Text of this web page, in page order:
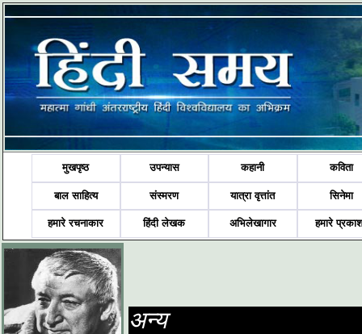
मुखपृष्ठ उपन्यास कहानी कविता
बाल साहित्य संस्मरण यात्रा वृत्तांत सिनेमा
हमारे रचनाकार हिंदी लेखक अभिलेखागार हमारे
अन्य